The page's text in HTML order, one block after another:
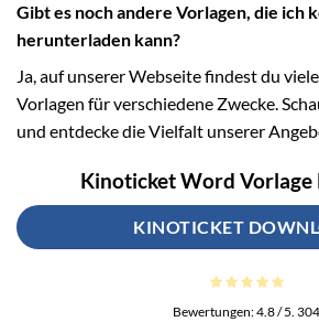
Gibt es noch andere Vorlagen, die ich
herunterladen kann?
Ja, auf unserer Webseite findest du
Vorlagen für verschiedene Zwecke.
und entdecke die Vielfalt unserer
Kinoticket Word Vorlage
KINOTICKET
Bewertungen:4.8/ 5. 304